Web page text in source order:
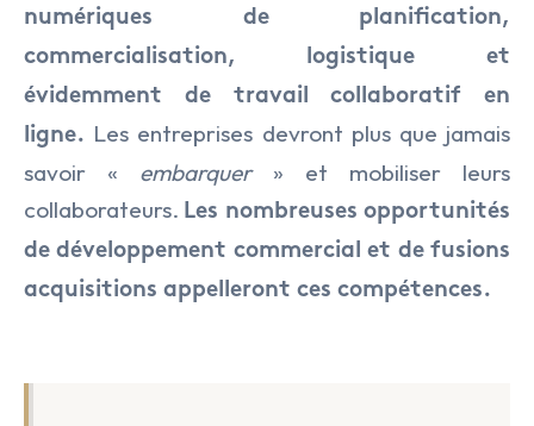
numériques de planification,
commercialisation, logistique et
évidemment de travail collaboratif en
ligne. Les entreprises devront plus que jamais
savoir « embarquer» et mobiliser leurs
collaborateurs. Les nombreuses opportunités
de développement commercial et de fusions
acquisitions appelleront ces compétences.